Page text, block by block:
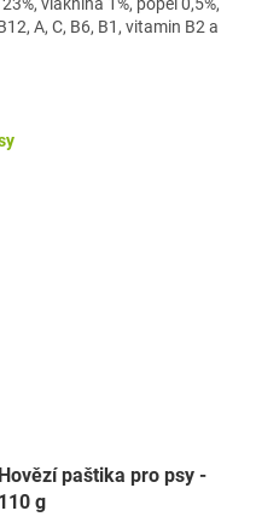
A, C, B6, B1, vitamin B2 a
Hovězí paštika pro psy -
110 g